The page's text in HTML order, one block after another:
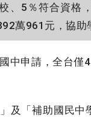
、5％符合資格
萬961元，協助
中申請，全台僅
及「補助國民中